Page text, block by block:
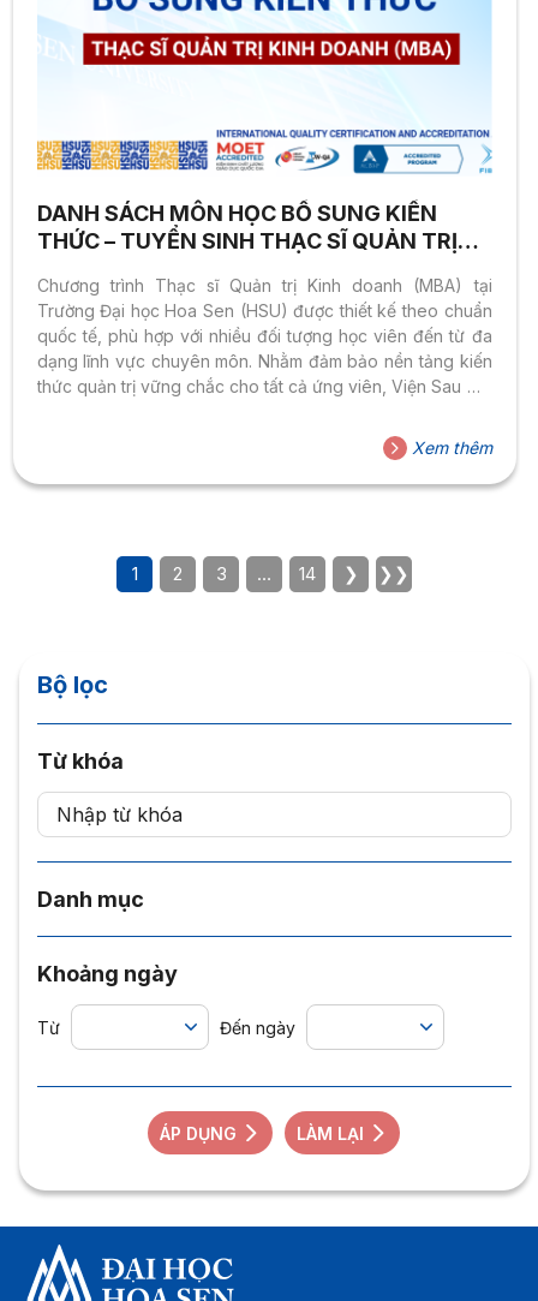
DANH SÁCH MÔN HỌC BỔ SUNG KIẾN
THỨC – TUYỂN SINH THẠC SĨ QUẢN TRỊ
Chương trình Thạc sĩ Quản trị Kinh doanh (MBA) tại
Trường Đại học Hoa Sen (HSU) được thiết kế theo chuẩn
quốc tế, phù hợp với nhiều đối tượng học viên đến từ đa
dạng lĩnh vực chuyên môn. Nhằm đảm bảo nền tảng kiến
thức quản trị vững chắc cho tất cả ứng viên, Viện Sau Đại
dành cho những thí sinh tốt nghiệp các ngành đại học
Xem thêm
1 2 3 … 14 ❯ ❯❯
Bộ lọc
Từ khóa
Danh mục
Khoảng ngày
Từ Đến ngày
ÁP DỤNG LÀM LẠI